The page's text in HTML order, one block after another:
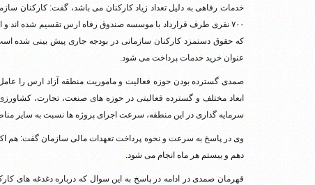
۷۰۰ نفری طرف قرارداد با موسسه صندوق رفاه ارس تقسیم شده اند
که حقوق دستمزد کارکنان سازمانی در بودجه جاری پیش بینی شده
عنوان خرید خدمات پرداخت می شود.
صمدی گسترده بودن حوزه فعالیت و ماموریت منطقه آزاد ارس را
ابعاد مختلف و گسترده فعالیتی در حوزه های صنعت، تجارت،
سرمایه گذاری در این منطقه، سرعت اجرای پروژه ها نسبت به سایر
وی در پاسخ به سرعت و نحوه پرداخت تعهدات مالی سازمان گفت: هم
دهم و بیستم هر ماه انجام می شود.
قهرمان صمدی در ادامه در پاسخ به این سوال که درباره دغدغه های